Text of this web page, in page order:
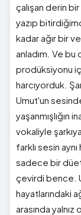
çalışan derin
yazıp
kadar ağır bir
anladım. Ve
prodüksiyonu
harcıyorduk.
Umut'un
yaşanmışlığın
vokaliyle
farklı sesin
sadece bir
çevirdi bence.
hayatlarındaki
arasında yalnız